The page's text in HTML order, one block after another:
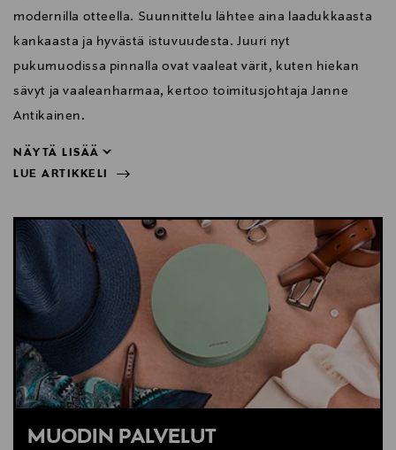
modernilla otteella. Suunnittelu lähtee aina laadukkaasta
kankaasta ja hyvästä istuvuudesta. Juuri nyt
pukumuodissa pinnalla ovat vaaleat värit, kuten hiekan
sävyt ja vaaleanharmaa, kertoo toimitusjohtaja Janne
Antikainen.
NÄYTÄ LISÄÄ
LUE ARTIKKELI
NÄYTÄ VÄHEMMÄN
LUE ARTIKKELI
MUODIN PALVELUT